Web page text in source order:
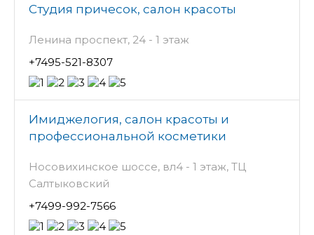
Студия причесок, салон красоты
Ленина проспект, 24 - 1 этаж
+7495-521-8307
Имиджелогия, салон красоты и
профессиональной косметики
Носовихинское шоссе, вл4 - 1 этаж, ТЦ
Салтыковский
+7499-992-7566